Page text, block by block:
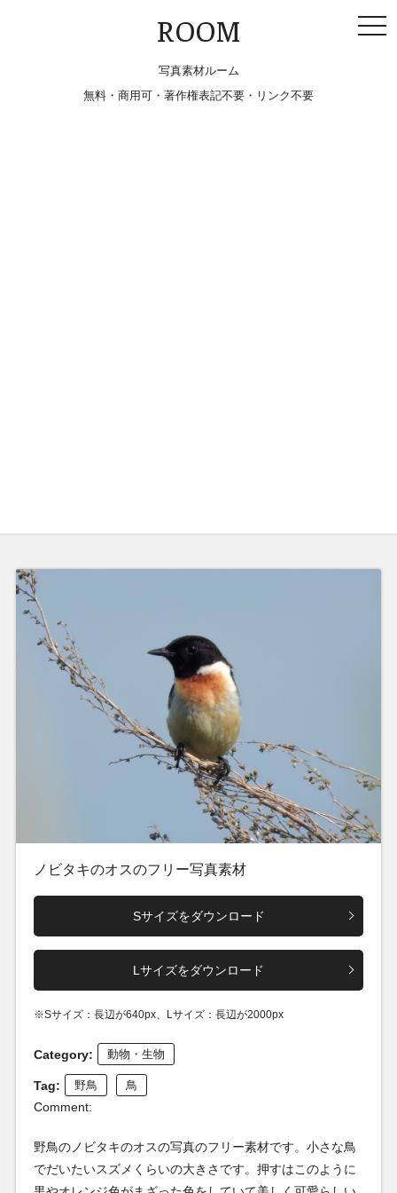
ROOM
写真素材ルーム
無料・商用可・著作権表記不要・リンク不要
ノビタキのオスのフリー写真素材
Sサイズをダウンロード
Lサイズをダウンロード
※Sサイズ：長辺が640px、Lサイズ：長辺が2000px
Category: 動物・生物
Tag: 野鳥 鳥
Comment:
野鳥のノビタキのオスの写真のフリー素材です。小さな鳥
でだいたいスズメくらいの大きさです。押すはこのように